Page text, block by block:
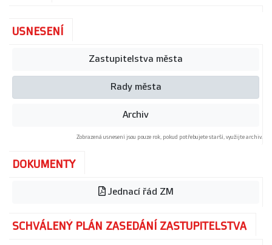
USNESENÍ
Zastupitelstva města
Rady města
Archiv
Zobrazená usnesení jsou pouze rok, pokud potřebujete starší, využijte archiv.
DOKUMENTY
Jednací řád ZM
SCHVÁLENÝ PLÁN ZASEDÁNÍ ZASTUPITELSTVA